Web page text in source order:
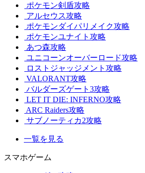
ポケモン剣盾攻略
アルセウス攻略
ポケモンダイパリメイク攻略
ポケモンユナイト攻略
あつ森攻略
ユニコーンオーバーロード攻略
ロストジャッジメント攻略
VALORANT攻略
バルダーズゲート3攻略
LET IT DIE: INFERNO攻略
ARC Raiders攻略
サブノーティカ2攻略
一覧を見る
スマホゲーム